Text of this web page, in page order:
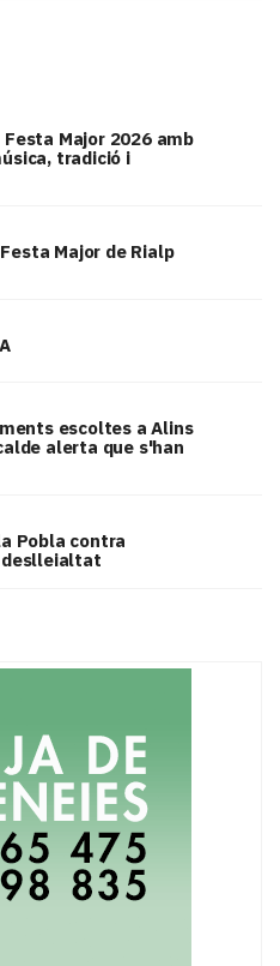
Festa Major 2026 amb
tradició i
Major de Rialp
escoltes a Alins
alerta que s'han
Pobla contra
deslleialtat